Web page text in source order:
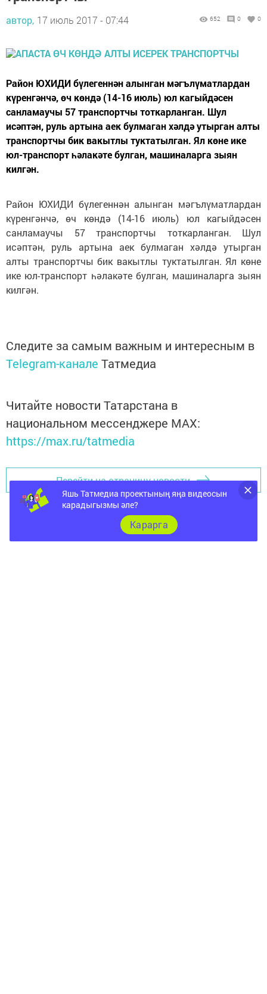
автор, 17 июль 2017 - 07:44 652 0 0
Район ЮХИДИ бүлегеннән алынган мәгълүматлардан
күренгәнчә, өч көндә (14-16 июль) юл кагыйдәсен
санламаучы 57 транспортчы тоткарланган. Шул
исәптән, руль артына аек булмаган хәлдә утырган алты
транспортчы бик вакытлы туктатылган. Ял көне ике
юл-транспорт һәлакәте булган, машиналарга зыян
килгән.
Район ЮХИДИ бүлегеннән алынган мәгълүматлардан
күренгәнчә, өч көндә (14-16 июль) юл кагыйдәсен
санламаучы 57 транспортчы тоткарланган. Шул
исәптән, руль артына аек булмаган хәлдә утырган
алты транспортчы бик вакытлы туктатылган. Ял көне
ике юл-транспорт һәлакәте булган, машиналарга зыян
килгән.
Следите за самым важным и интересным в
Telegram-канале Татмедиа
Читайте новости Татарстана в
национальном мессенджере MАХ:
https://max.ru/tatmedia
Перейти на страницу новости
Яшь Татмедиа проектының яңа видеосын
карадыгызмы әле?
Карарга